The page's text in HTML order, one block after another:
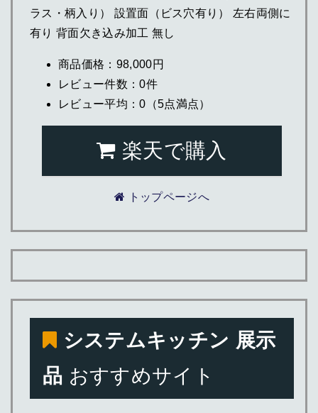
ラス・柄入り） 設置面（ビス穴有り） 左右両側に
有り 背面欠き込み加工 無し
商品価格：98,000円
レビュー件数：0件
レビュー平均：0（5点満点）
楽天で購入
トップページへ
システムキッチン 展示
品 おすすめサイト